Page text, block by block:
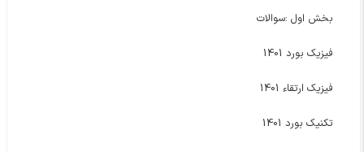
بخش اول :سوالات
فیزیک بورد 1401
فیزیک ارتقاء 1401
تکنیک بورد 1401